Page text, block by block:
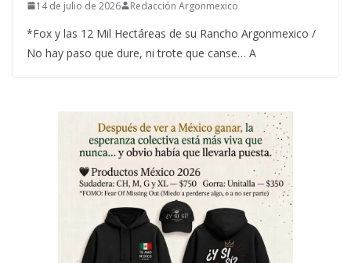
14 de julio de 2026 Redacción Argonmexico
*Fox y las 12 Mil Hectáreas de su Rancho Argonmexico /
No hay paso que dure, ni trote que canse… A